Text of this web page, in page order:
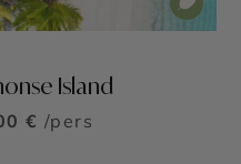
Island
€ /pers